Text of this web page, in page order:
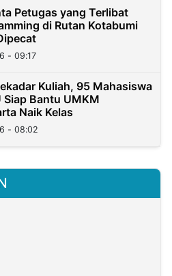
Petugas yang Terlibat
di Rutan Kotabumi
- 09:17
Kuliah, 95 Mahasiswa
Siap Bantu UMKM
Naik Kelas
- 08:02